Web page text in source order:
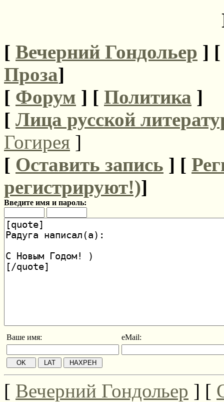
[ Вечерний Гондольер ]
Проза]
[ Форум ] [ Политика ]
[ Лица русской
Гогирея ]
[ Оставить запись ] [
регистрируют!)]
Введите имя и пароль:
Ваше имя: eMail:
[ Вечерний Гондольер ] [